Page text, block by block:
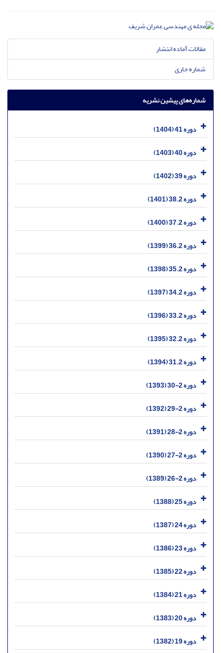
مقالات آماده انتشار
شماره جاری
شماره‌های پیشین نشریه
دوره 41 (1404)
دوره 40 (1403)
دوره 39 (1402)
دوره 38.2 (1401)
دوره 37.2 (1400)
دوره 36.2 (1399)
دوره 35.2 (1398)
دوره 34.2 (1397)
دوره 33.2 (1396)
دوره 32.2 (1395)
دوره 31.2 (1394)
دوره 2-30 (1393)
دوره 2-29 (1392)
دوره 2-28 (1391)
دوره 2-27 (1390)
دوره 2-26 (1389)
دوره 25 (1388)
دوره 24 (1387)
دوره 23 (1386)
دوره 22 (1385)
دوره 21 (1384)
دوره 20 (1383)
دوره 19 (1382)